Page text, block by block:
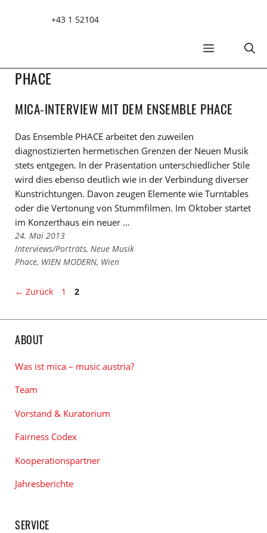
+43 1 52104
MENÜ
PHACE
MICA-INTERVIEW MIT DEM ENSEMBLE PHACE
Das Ensemble PHACE arbeitet den zuweilen
diagnostizierten hermetischen Grenzen der Neuen Musik
stets entgegen. In der Präsentation unterschiedlicher Stile
wird dies ebenso deutlich wie in der Verbindung diverser
Kunstrichtungen. Davon zeugen Elemente wie Turntables
oder die Vertonung von Stummfilmen. Im Oktober startet
im Konzerthaus ein neuer …
24. Mai 2013
Links
zu
Kategorien
Interviews/Porträts, Neue Musik
Links
den
Phace, WIEN MODERN, Wien
← Zurück Seite
1 Seite
2
ABOUT
Was ist mica – music austria?
Team
Vorstand & Kuratorium
Fairness Codex
Kooperationspartner
Jahresberichte
SERVICE